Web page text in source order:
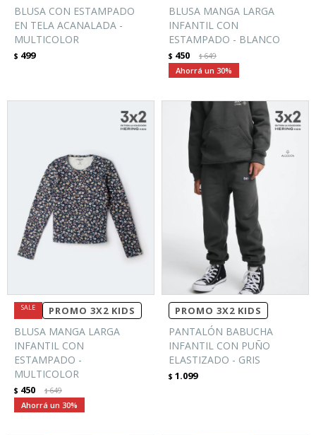
BLUSA CON ESTAMPADO
EN TELA ACANALADA -
MULTICOLOR
$ 499
BLUSA MANGA LARGA
INFANTIL CON
ESTAMPADO - BLANCO
$ 450 $649
30
PROMO 3X2 KIDS
BLUSA MANGA LARGA
INFANTIL CON
ESTAMPADO -
MULTICOLOR
$ 450 $649
30
PROMO 3X2 KIDS
PANTALÓN BABUCHA
INFANTIL CON PUÑO
ELASTIZADO - GRIS
$ 1.099